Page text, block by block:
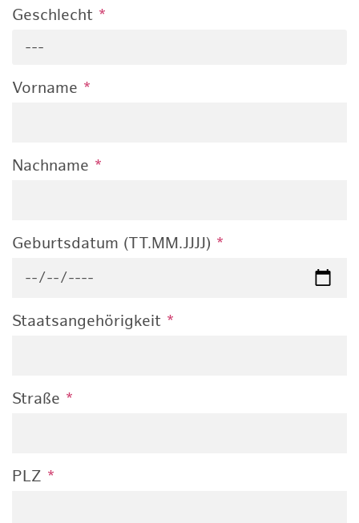
Geschlecht *
---
Vorname *
Nachname *
Geburtsdatum (TT.MM.JJJJ) *
Staatsangehörigkeit *
Straße *
PLZ *